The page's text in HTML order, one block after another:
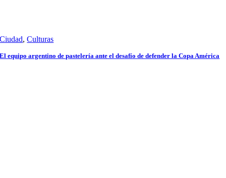
Ciudad,Culturas
El equipo argentino de pastelería ante el desafío de defender la Copa América